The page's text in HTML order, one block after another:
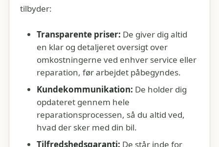
tilbyder:
Transparente priser: De giver dig altid
en klar og detaljeret oversigt over
omkostningerne ved enhver service eller
reparation, før arbejdet påbegyndes.
Kundekommunikation: De holder dig
opdateret gennem hele
reparationsprocessen, så du altid ved,
hvad der sker med din bil.
Tilfredshedsgaranti: De står inde for